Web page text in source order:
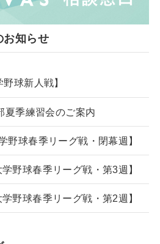
お知らせ
球新人戦】
季練習会のご案内
野球春季リーグ戦・閉幕週】
野球春季リーグ戦・第3週】
野球春季リーグ戦・第2週】